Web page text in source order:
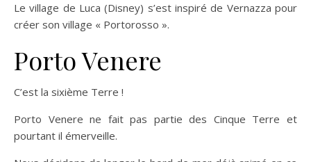
Le village de Luca (Disney) s’est inspiré de Vernazza pour
créer son village « Portorosso ».
Porto Venere
C’est la sixième Terre !
Porto Venere ne fait pas partie des Cinque Terre et
pourtant il émerveille.